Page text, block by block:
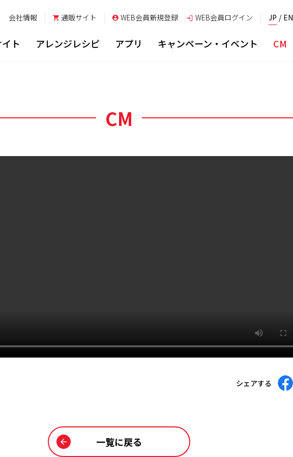
会社情報 通販サイト WEB会員新規登録 WEB会員ログイン JP EN
ト アレンジレシピ アプリ キャンペーン・イベント CM
CM
シェアする
一覧に戻る